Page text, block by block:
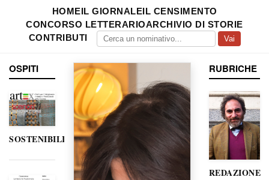
HOMEIL GIORNALEIL CENSIMENTO
CONCORSO LETTERARIOARCHIVIO DI STORIE
CONTRIBUTI
Vai
OSPITI
SOSTENIBILITÀ
RUBRICHE
REDAZIONE